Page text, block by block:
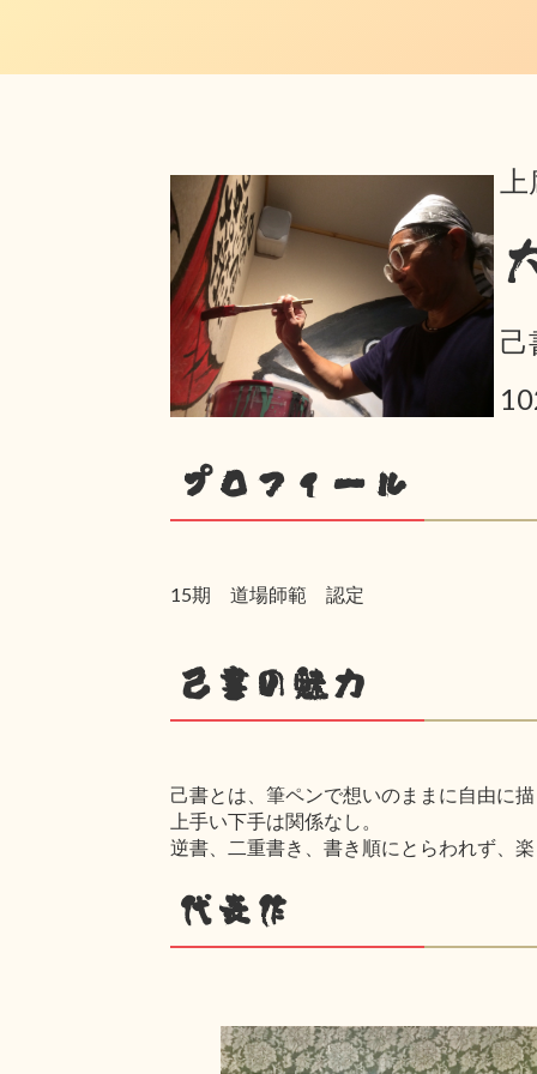
己
プロフィール
15期 道場師範 認定
己書の魅力
己書とは、筆ペンで想いのままに自由に
上手い下手は関係なし。
逆書、二重書き、書き順にとらわれず、
代表作